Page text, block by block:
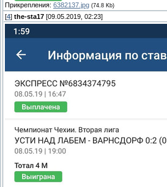
Прикрепления: 6382137.jpg (74.8 Kb)
[4] the-sta17 [09.05.2019, 02:23]